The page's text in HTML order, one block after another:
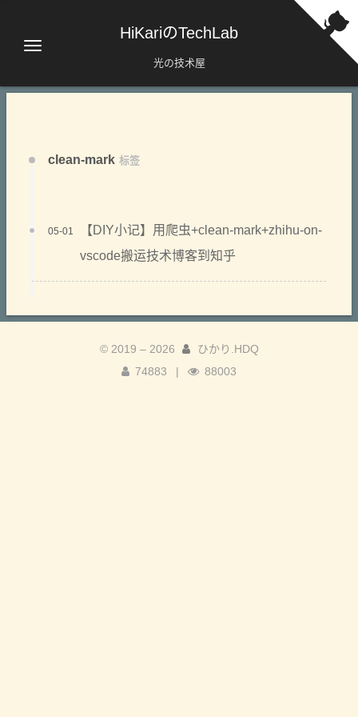
HiKariのTechLab
光の技术屋
clean-mark 标签
【DIY小记】用爬虫+clean-mark+zhihu-on-
vscode搬运技术博客到知乎
05-01
© 2019 – 2026
ひかり.HDQ
74883
| 88003